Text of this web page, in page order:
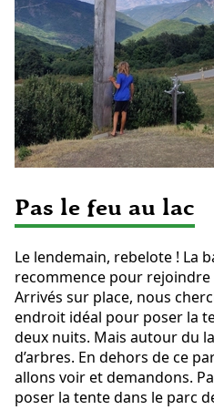
Pas le feu au lac
Le lendemain, rebelote ! La
recommence pour rejoindre
Arrivés sur place, nous
endroit idéal pour poser la
deux nuits. Mais autour du
d’arbres. En dehors de ce
allons voir et demandons.
poser la tente dans le parc